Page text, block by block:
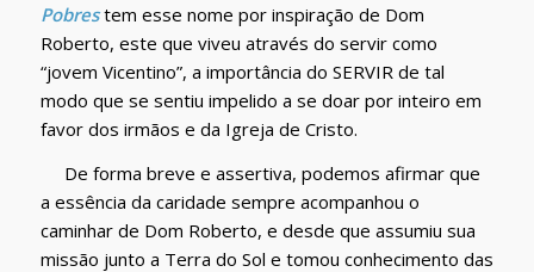
Pobrestem esse nome por inspiração de Dom
Roberto, este que viveu através do servir como
“jovem Vicentino”, a importância do SERVIR de tal
modo que se sentiu impelido a se doar por inteiro em
favor dos irmãos e da Igreja de Cristo.
De forma breve e assertiva, podemos afirmar que
a essência da caridade sempre acompanhou o
caminhar de Dom Roberto, e desde que assumiu sua
missão junto a Terra do Sol e tomou conhecimento das